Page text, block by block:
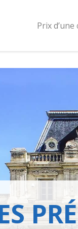
Prix